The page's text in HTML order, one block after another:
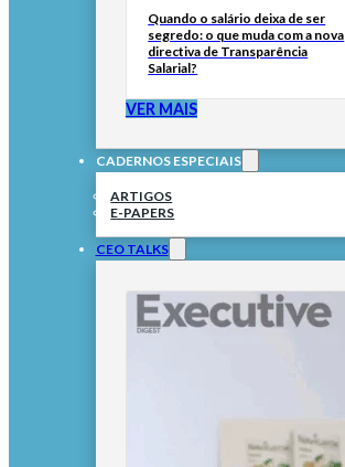
Quando o salário deixa de ser
segredo: o que muda com a nova
directiva de Transparência
Salarial?
VER MAIS
CADERNOS ESPECIAIS
ARTIGOS
E-PAPERS
CEO TALKS